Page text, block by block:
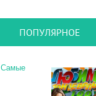
ПОПУЛЯРНОЕ
Самые